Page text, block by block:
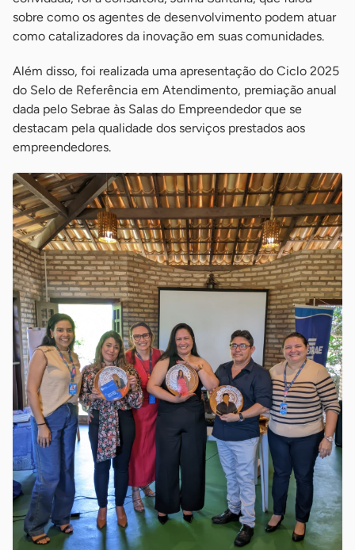
sobre como os agentes de desenvolvimento podem atuar
como catalizadores da inovação em suas comunidades.
Além disso, foi realizada uma apresentação do Ciclo 2025
do Selo de Referência em Atendimento, premiação anual
dada pelo Sebrae às Salas do Empreendedor que se
destacam pela qualidade dos serviços prestados aos
empreendedores.